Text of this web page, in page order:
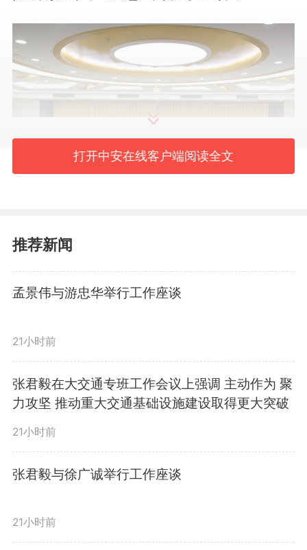
会议套开市委农村工作领导小
组会议，审议通过有关整改工作方
思痛、知耻后勇、奋起直追的自觉
和担当，靶向纠偏、补齐短板，动
真碰硬抓好考核反馈问题整改，统
筹发力推进乡村全面振兴，常态长
效守牢防返贫底线，全力打好翻身
制，加大问题即查即改、立行立改
打开中安在线客户端阅读全文
推荐新闻
孟景伟与游忠华举行工作座谈
21小时前
张君毅在大交通专班工作会议上强调 主动作为 聚
力攻坚 推动重大交通基础设施建设取得更大突破
21小时前
张君毅与徐广诚举行工作座谈
21小时前